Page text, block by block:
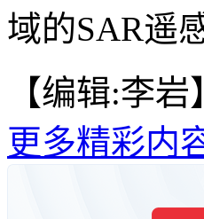
域的SAR遥
【编辑:李岩
更多精彩内